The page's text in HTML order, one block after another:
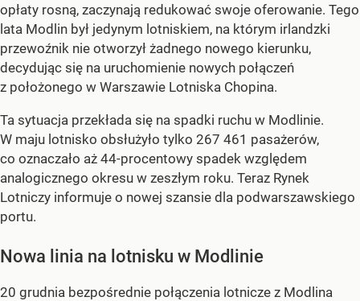
opłaty rosną, zaczynają redukować swoje oferowanie. Tego
lata Modlin był jedynym lotniskiem, na którym irlandzki
przewoźnik nie otworzył żadnego nowego kierunku,
decydując się na uruchomienie nowych połączeń
z położonego w Warszawie Lotniska Chopina.
Ta sytuacja przekłada się na spadki ruchu w Modlinie.
W maju lotnisko obsłużyło tylko 267 461 pasażerów,
co oznaczało aż 44-procentowy spadek względem
analogicznego okresu w zeszłym roku. Teraz Rynek
Lotniczy informuje o nowej szansie dla podwarszawskiego
portu.
Nowa linia na lotnisku w Modlinie
20 grudnia bezpośrednie połączenia lotnicze z Modlina